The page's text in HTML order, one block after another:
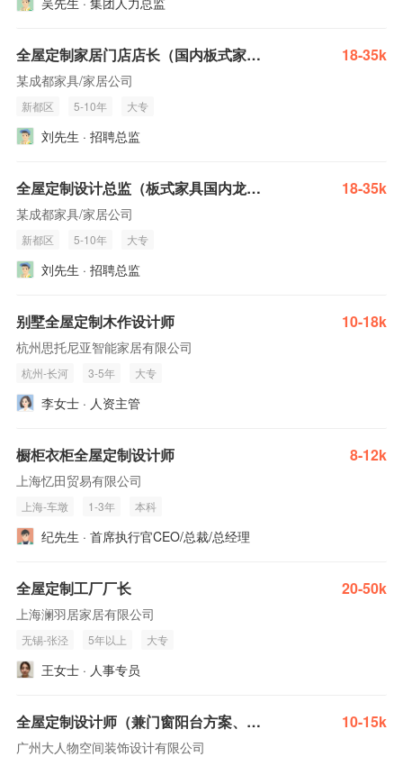
全屋定制家居门店店长（国内板式家具龙头企业） 18-35k
某成都家具/家居公司
新都区 5-10年 大专
刘先生 · 招聘总监
全屋定制设计总监（板式家具国内龙头企业 18-35k
某成都家具/家居公司
新都区 5-10年 大专
刘先生 · 招聘总监
别墅全屋定制木作设计师 10-18k
杭州思托尼亚智能家居有限公司
杭州-长河 3-5年 大专
李女士 · 人资主管
橱柜衣柜全屋定制设计师 8-12k
上海忆田贸易有限公司
上海-车墩 1-3年 本科
纪先生 · 首席执行官CEO/总裁/总经理
全屋定制工厂厂长 20-50k
上海澜羽居家居有限公司
无锡-张泾 5年以上 大专
王女士 · 人事专员
全屋定制设计师（兼门窗阳台方案、整装搭配） 10-15k
广州大人物空间装饰设计有限公司